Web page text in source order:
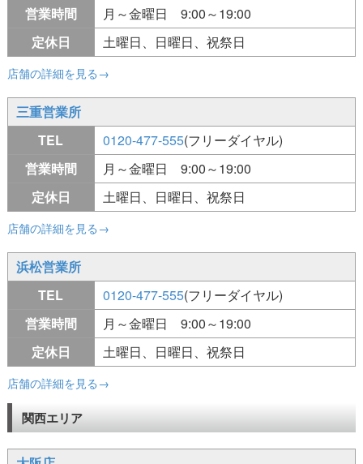
営業時間
月～金曜日 9:00～19:00
定休日
土曜日、日曜日、祝祭日
店舗の詳細を見る→
三重営業所
TEL
0120-477-555(フリーダイヤル)
営業時間
月～金曜日 9:00～19:00
定休日
土曜日、日曜日、祝祭日
店舗の詳細を見る→
浜松営業所
TEL
0120-477-555(フリーダイヤル)
営業時間
月～金曜日 9:00～19:00
定休日
土曜日、日曜日、祝祭日
店舗の詳細を見る→
関西エリア